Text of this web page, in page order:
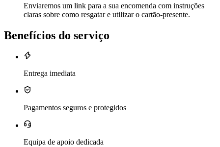
Enviaremos um link para a sua encomenda com instruções
claras sobre como resgatar e utilizar o cartão-presente.
Benefícios do serviço
Entrega imediata
Pagamentos seguros e protegidos
Equipa de apoio dedicada